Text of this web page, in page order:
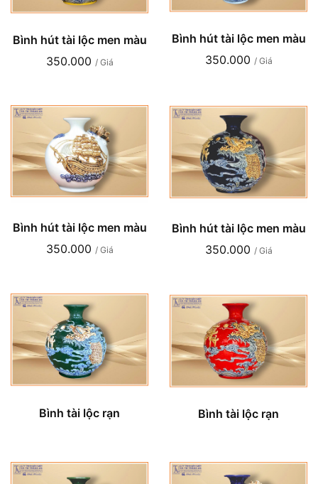
Bình hút tài lộc men màu
350.000 / Giá
Bình hút tài lộc men màu
350.000 / Giá
Bình hút tài lộc men màu
350.000 / Giá
Bình hút tài lộc men màu
350.000 / Giá
Bình tài lộc rạn Bình tài lộc rạn